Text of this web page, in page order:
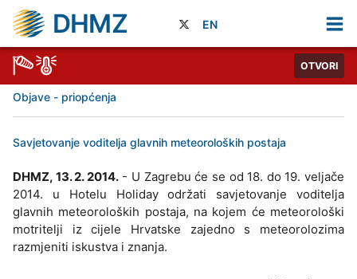
DHMZ EN
OTVORI
Objave - priopćenja
Savjetovanje voditelja glavnih meteoroloških postaja
DHMZ, 13. 2. 2014.- U Zagrebu će se od 18. do 19. veljače
2014. u Hotelu Holiday održati savjetovanje voditelja
glavnih meteoroloških postaja, na kojem će meteorološki
motritelji iz cijele Hrvatske zajedno s meteorolozima
razmjeniti iskustva i znanja.